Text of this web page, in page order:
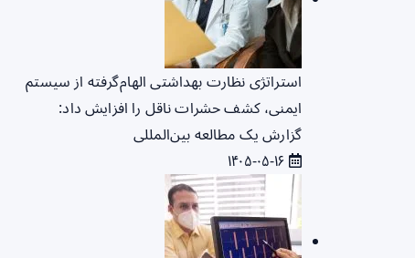
استراتژی نظارت بهداشتی الهام‌گرفته از سیستم
ایمنی، کشف حشرات ناقل را افزایش داد:
گزارش یک مطالعه بین‌المللی